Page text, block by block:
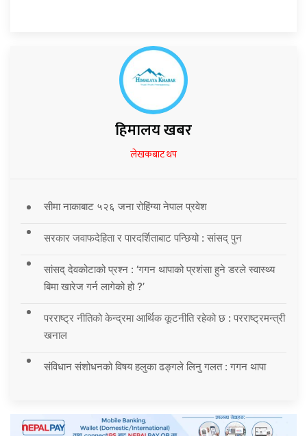
हिमालय खबर
लेखकबाट थप
सीमा नाकाबाट ५२६ जना रोहिंग्या नेपाल प्रवेश
सरकार जवाफदेहिता र पारदर्शिताबाट पन्छियो : सांसद् पुन
सांसद् देवकोटाको प्रश्न : ‘गगन थापाको प्रशंसा हुने डरले स्वास्थ्य
बिमा खारेज गर्न लागेको हो ?’
परराष्ट्र नीतिको केन्द्रमा आर्थिक कूटनीति रहेको छ : परराष्ट्रमन्त्री
खनाल
संविधान संशोधनको विषय हलुका ढङ्गले लिनु गलत : गगन थापा